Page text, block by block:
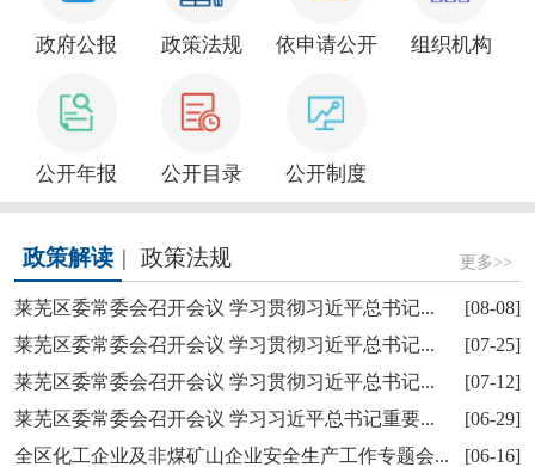
新大众文艺全民秀 | 莱芜区“活悦莱芜”文艺...
莱芜区政协“深耕红色文化讲好莱芜故事”商量活...
政府公报 政策法规 依申请公开 组织机构
公开年报 公开目录 公开制度
政策解读 | 政策法规 更多>>
莱芜区委常委会召开会议 学习贯彻习近平总书记...
[08-08]
莱芜区委常委会召开会议 学习贯彻习近平总书记...
[07-25]
莱芜区委常委会召开会议 学习贯彻习近平总书记...
[07-12]
莱芜区委常委会召开会议 学习习近平总书记重要...
[06-29]
全区化工企业及非煤矿山企业安全生产工作专题会...
[06-16]